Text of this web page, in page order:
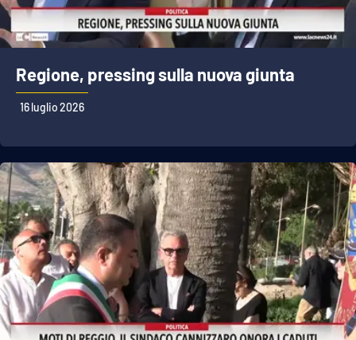
Regione, pressing sulla nuova giunta
16 luglio 2026